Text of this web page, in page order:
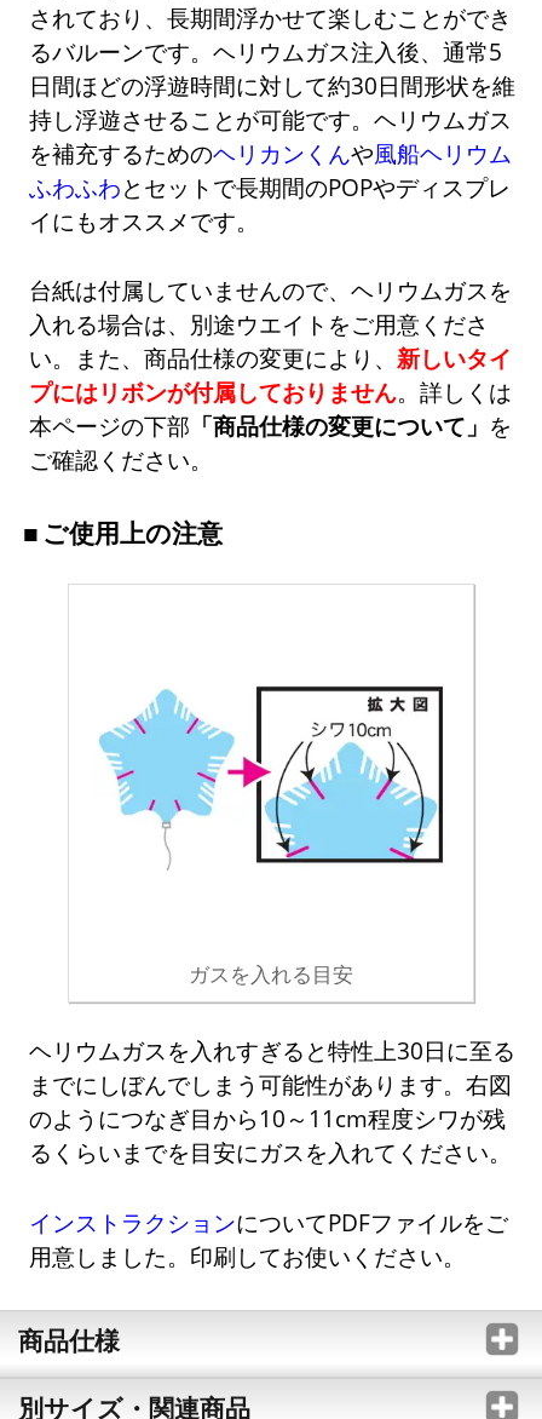
されており、長期間浮かせて楽しむことができ
るバルーンです。ヘリウムガス注入後、通常5
日間ほどの浮遊時間に対して約30日間形状を維
持し浮遊させることが可能です。ヘリウムガス
を補充するためのヘリカンくんや風船ヘリウム
ふわふわとセットで長期間のPOPやディスプレ
イにもオススメです。
台紙は付属していませんので、ヘリウムガスを
入れる場合は、別途ウエイトをご用意くださ
い。また、商品仕様の変更により、新しいタイ
プにはリボンが付属しておりません。詳しくは
本ページの下部 「商品仕様の変更について」 を
ご確認ください。
ご使用上の注意
ガスを入れる目安
ヘリウムガスを入れすぎると特性上30日に至る
までにしぼんでしまう可能性があります。右図
のようにつなぎ目から10～11cm程度シワが残
るくらいまでを目安にガスを入れてください。
インストラクションについてPDFファイルをご
用意しました。印刷してお使いください。
商品仕様
別サイズ・関連商品